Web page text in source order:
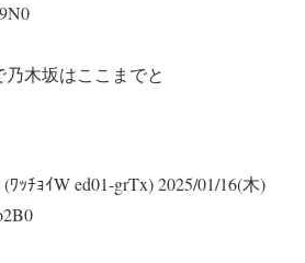
木坂はここまでと
ｯﾁｮｲW ed01-grTx)2025/01/16(木)